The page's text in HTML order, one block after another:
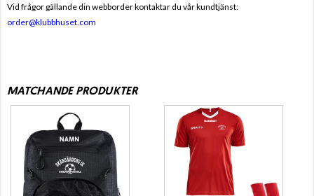
Vid frågor gällande din webborder kontaktar du vår kundtjänst:
order@klubbhuset.com
MATCHANDE PRODUKTER